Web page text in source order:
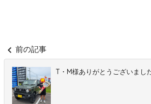
chevron_left 前の記事
T・M様ありがとうございまし